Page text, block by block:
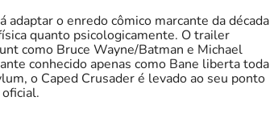
o enredo cômico marcante da década
quanto psicologicamente. O trailer
como Bruce Wayne/Batman e Michael
conhecido apenas como Bane liberta toda
o Caped Crusader é levado ao seu ponto